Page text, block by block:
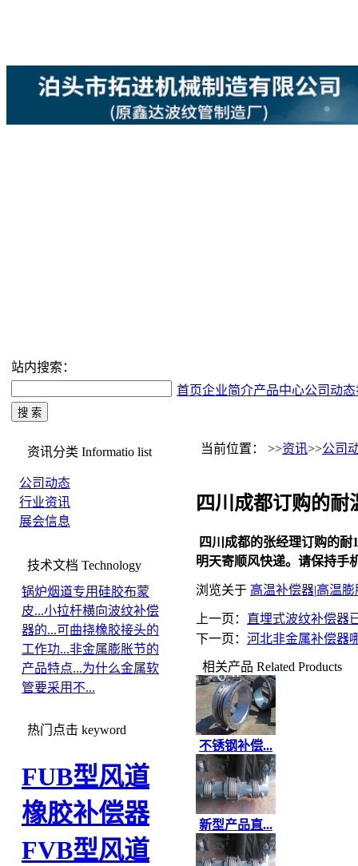
站内搜索：
首页企业简介产品中心公司动态
资讯分类 Informatio list
公司动态
行业资讯
展会信息
技术文档 Technology
锅炉烟道专用硅胶布蒙
皮...小拉杆横向波纹补偿
器的...可曲挠橡胶接头的
工作功...非金属膨胀节的
产品特点...为什么金属软
管要采用不...
热门点击 keyword
FUB型风道
橡胶补偿器
FVB型风道
当前位置： >>资讯>>公司
四川成都订购的耐
四川成都的张经理订购的耐
明天寄顺风快递。请保持手
浏览关于 高温补偿器|高温膨
上一页： 直埋式波纹补偿器
下一页： 河北非金属补偿器
相关产品 Related Products
不锈钢补偿...
新型产品直...